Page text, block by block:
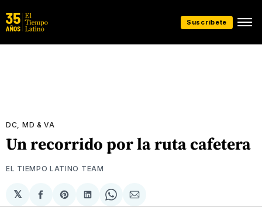
Suscríbete
DC, MD & VA
Un recorrido por la ruta cafetera
EL TIEMPO LATINO TEAM
𝕏
Compartir
en
Share
on
Compartir
en
Share
on
Compartir
via